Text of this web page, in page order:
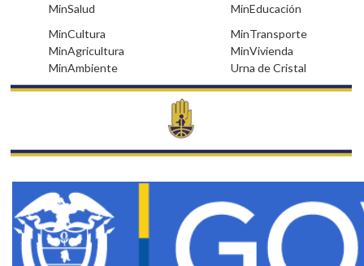
MinSalud MinEducación
MinCultura
MinAgricultura
MinAmbiente
MinTransporte
MinVivienda
Urna de Cristal